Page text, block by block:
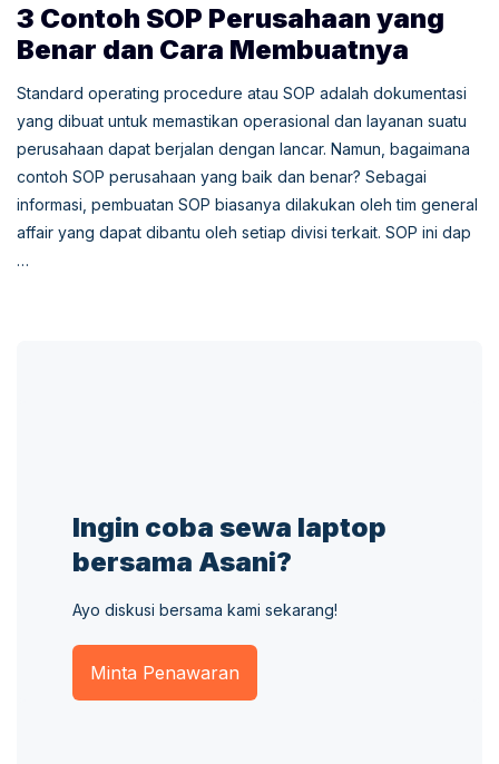
3 Contoh SOP Perusahaan yang
Benar dan Cara Membuatnya
Standard operating procedure atau SOP adalah dokumentasi
yang dibuat untuk memastikan operasional dan layanan suatu
perusahaan dapat berjalan dengan lancar. Namun, bagaimana
contoh SOP perusahaan yang baik dan benar? Sebagai
informasi, pembuatan SOP biasanya dilakukan oleh tim general
affair yang dapat dibantu oleh setiap divisi terkait. SOP ini dap
…
Ingin coba sewa laptop
bersama Asani?
Ayo diskusi bersama kami sekarang!
Minta Penawaran